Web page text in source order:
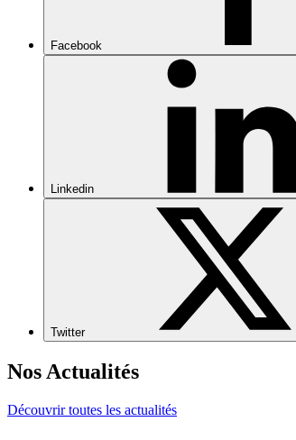
Facebook
Linkedin
Twitter
Nos Actualités
Découvrir toutes les actualités